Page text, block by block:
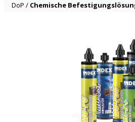
DoP / Chemische